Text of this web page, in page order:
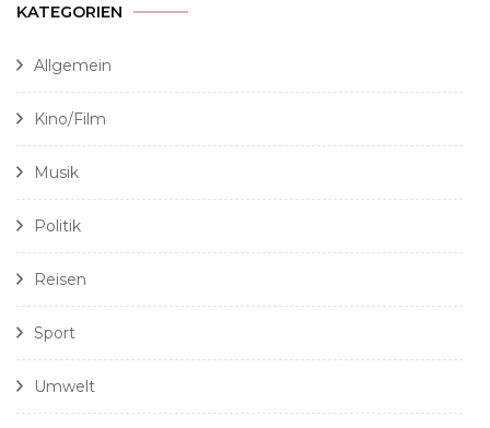
KATEGORIEN
Allgemein
Kino/Film
Musik
Politik
Reisen
Sport
Umwelt